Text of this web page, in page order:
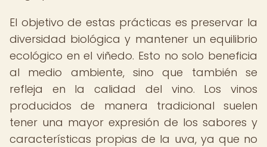
El objetivo de estas prácticas es preservar la
diversidad biológica y mantener un equilibrio
ecológico en el viñedo. Esto no solo beneficia
al medio ambiente, sino que también se
refleja en la calidad del vino. Los vinos
producidos de manera tradicional suelen
tener una mayor expresión de los sabores y
características propias de la uva, ya que no